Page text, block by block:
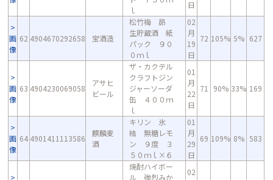
ｌ
日
画
像
62 4904670292658 宝酒造
松竹梅 昴
生貯蔵酒 紙
パック ９０
０ｍｌ
02
月
19
日
72 105% 5% 627
画
像
63 4904230069058
アサヒ
ビール
ザ・カクテル
クラフトジン
ジャーソーダ
缶 ４００ｍ
ｌ
01
月
22
日
71 90% 33% 169
画
像
64 4901411113586
麒麟麦
酒
キリン 氷
結 無糖レモ
ン ９度 ３
５０ｍｌ×６
01
月
29
日
69 109% 8% 583
焼酎ハイボー
ル 強烈みか
02